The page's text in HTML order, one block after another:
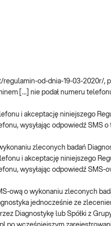
od-dnia-19-03-2020r/,
[…] nie podał numeru
i akceptację niniejszego
wysyłając odpowiedź SMS o
zleconych badań
i akceptację niniejszego
wysyłając odpowiedź SMS-
ową o wykonaniu zleconych
jednocześnie ze
Diagnostykę lub Spółki z